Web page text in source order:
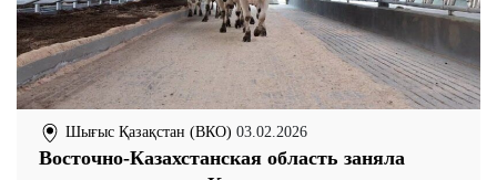
Шығыс Қазақстан (ВКО) 03.02.2026
Восточно-Казахстанская область заняла